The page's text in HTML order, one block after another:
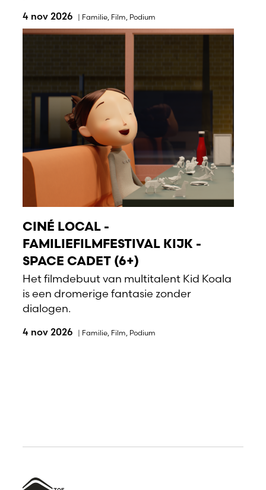
4 nov 2026 | Familie Film Podium
CINÉ LOCAL -
FAMILIEFILMFESTIVAL KIJK -
SPACE CADET (6+)
Het filmdebuut van multitalent Kid Koala
is een dromerige fantasie zonder
dialogen.
4 nov 2026 | Familie, Film, Podium